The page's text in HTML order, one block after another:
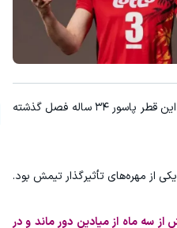
به گزارش "ورزش سه"، سم درو، کاپیتان تیم ملی والیبال بلژیک، فصل آینده برای هالک‌بانک به میدان خواهد رفت. این قطر پاسور ۳۴ ساله فصل گذشته
سه ماه از میادین دور ماند و در
مشاهده و خرید